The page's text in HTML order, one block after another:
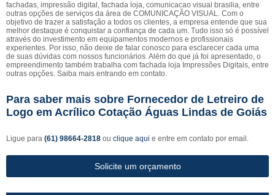
fachadas, impressão digital, fachada loja, comunicacao visual brasilia, entre
outras opções de serviços da área de COMUNICAÇÃO VISUAL. Com o
objetivo de trazer a satisfação a todos os clientes, a empresa entende que sua
melhor destaque é conquistar a confiança de cada um. Tudo isso só é possível
através do investimento em equipamentos modernos e profissionais
experientes. Por isso, não deixe de falar conosco para esclarecer cada uma
de suas dúvidas com nossos funcionários. Além do que já foi apresentado, o
empreendimento também trabalha com fachada loja Impressões Digitais, entre
outras opções. Saiba mais entrando em contato.
Para saber mais sobre Fornecedor de Letreiro de
Logo em Acrílico Cotação Águas Lindas de Goiás
Ligue para (61) 98664-2818 ou clique aqui e entre em contato por email.
Solicite um orçamento